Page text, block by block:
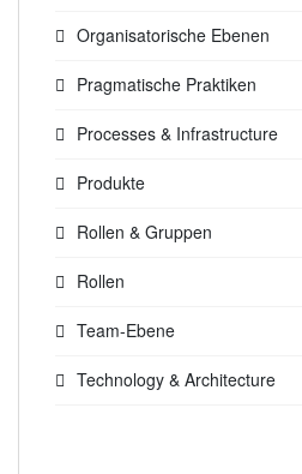
Organisatorische Ebenen
Pragmatische Praktiken
Processes & Infrastructure
Produkte
Rollen & Gruppen
Rollen
Team-Ebene
Technology & Architecture